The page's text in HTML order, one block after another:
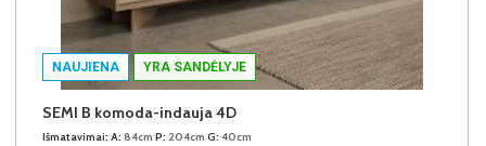
NAUJIENA YRA SANDĖLYJE
SEMI B komoda-indauja 4D
Išmatavimai: A: 84cm P: 204cm G: 40cm